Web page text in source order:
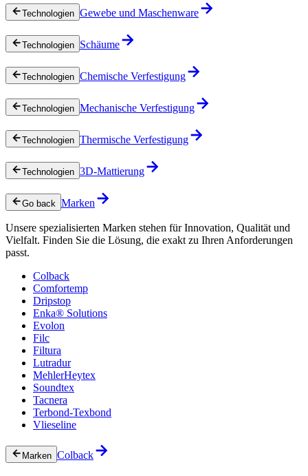
Technologien Gewebe und Maschenware
Technologien Schäume
Technologien Chemische Verfestigung
Technologien Mechanische Verfestigung
Technologien Thermische Verfestigung
Technologien 3D-Mattierung
Go back Marken
Unsere spezialisierten Marken stehen für Innovation, Qualität und
Vielfalt. Finden Sie die Lösung, die exakt zu Ihren Anforderungen
passt.
Colback
Comfortemp
Dripstop
Enka® Solutions
Evolon
Filc
Filtura
Lutradur
MehlerHeytex
Soundtex
Tacnera
Terbond-Texbond
Vlieseline
Marken Colback